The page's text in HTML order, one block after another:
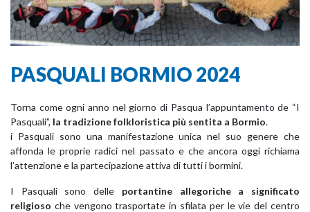
PASQUALI BORMIO 2024
Torna come ogni anno nel giorno di Pasqua l’appuntamento de “I
Pasquali”, la tradizione folkloristica più sentita a Bormio.
i Pasquali sono una manifestazione unica nel suo genere che
affonda le proprie radici nel passato e che ancora oggi richiama
l’attenzione e la partecipazione attiva di tutti i bormini.
I Pasquali sono delle portantine allegoriche a significato
religioso che vengono trasportate in sfilata per le vie del centro